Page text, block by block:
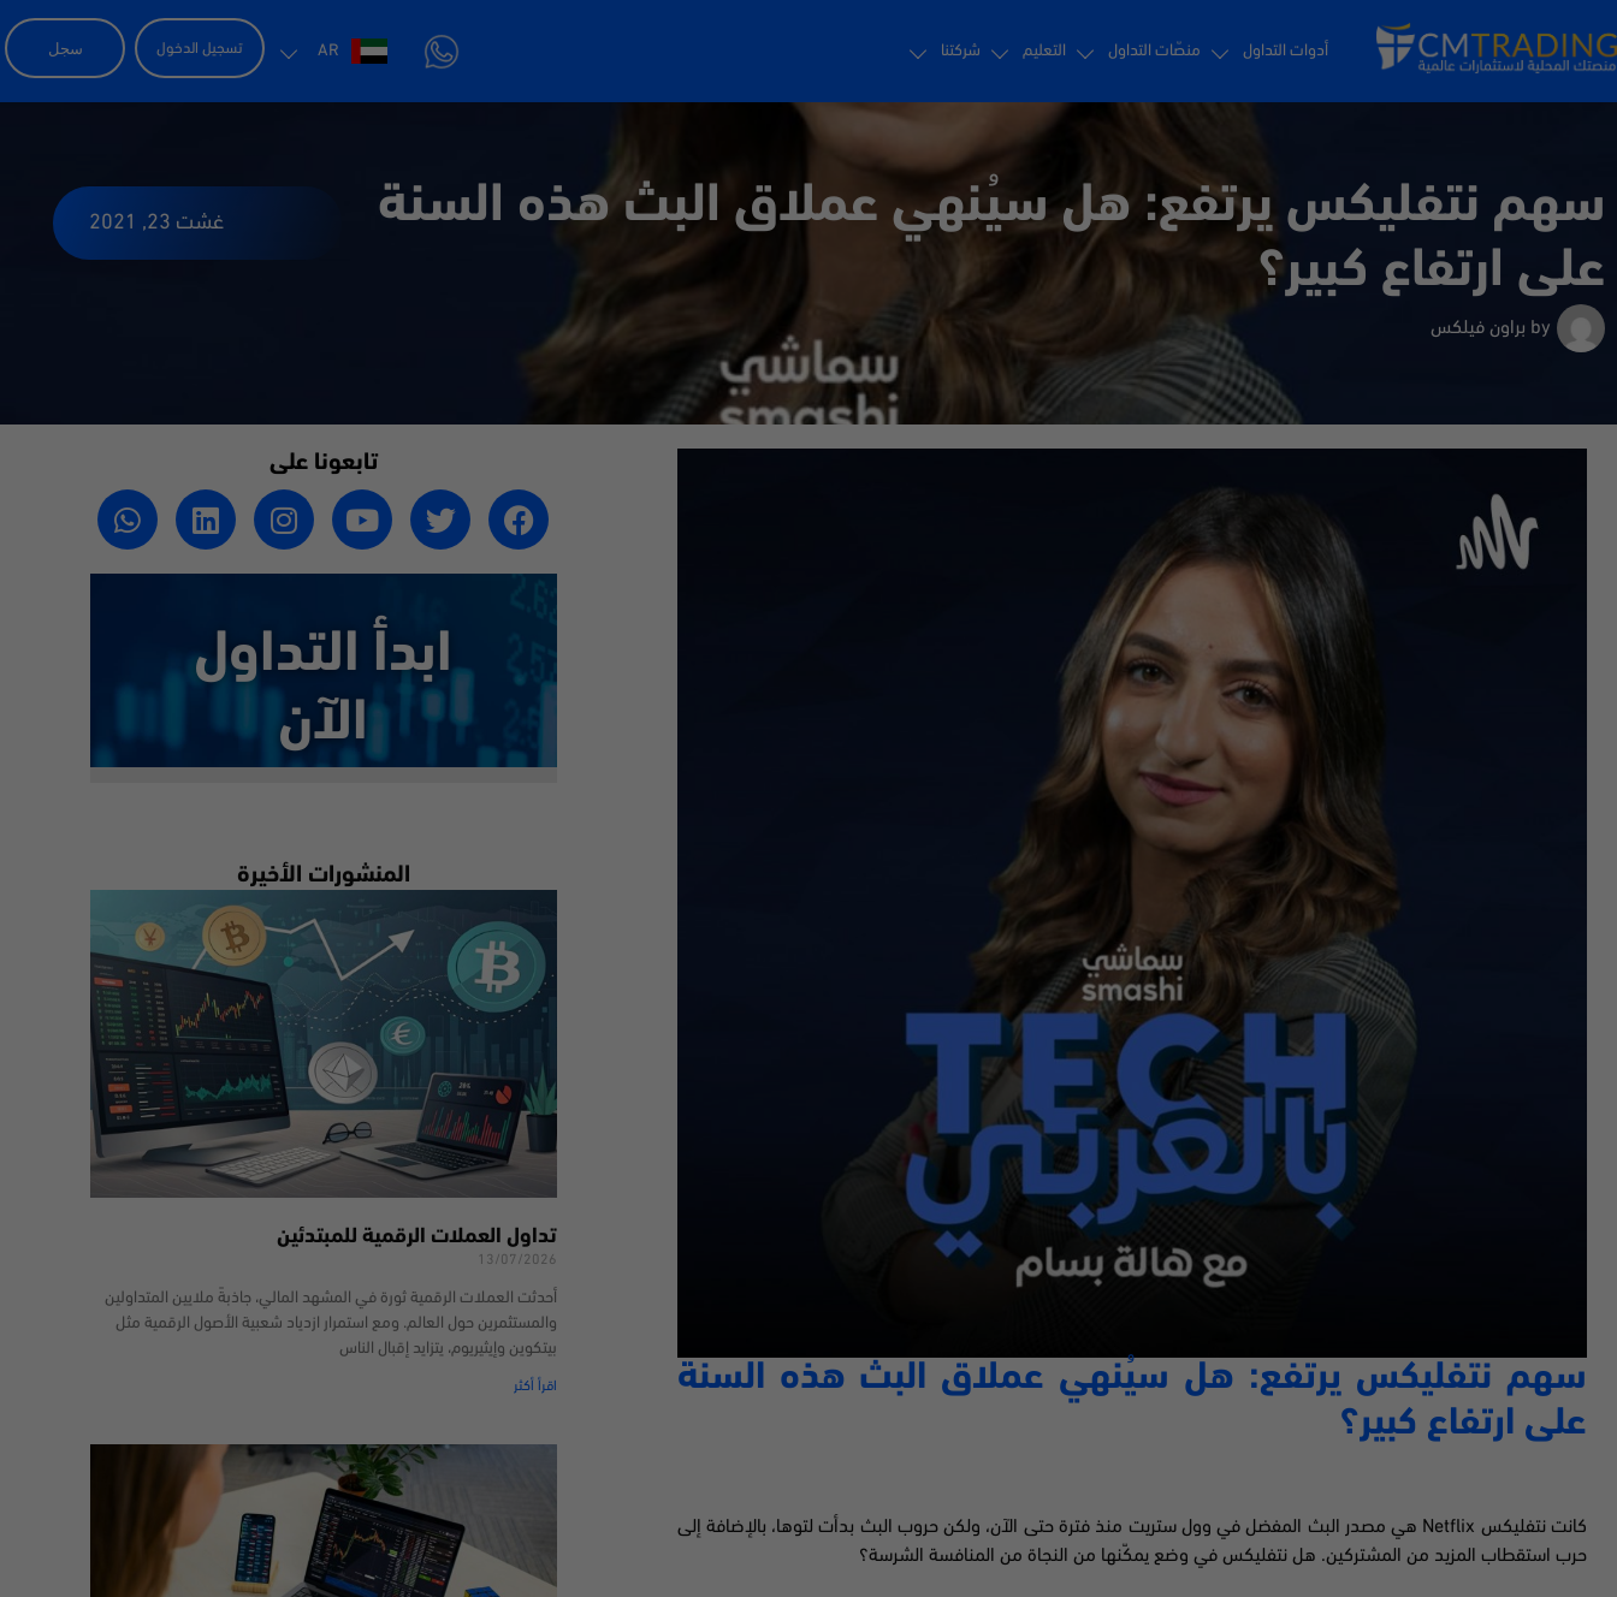
أدوات التداول منصّات التداول التعليم شركتنا AR تسجيل الدخول سجل
سهم نتفليكس يرتفع: هل سيُنهي عملاق البث هذه السنة
على ارتفاع كبير؟
by براون فيلكس
غشت 23, 2021
سهم نتفليكس يرتفع: هل سيُنهي عملاق البث هذه السنة
على ارتفاع كبير؟
كانت نتفليكس
هي مصدر البث المفضل في وول ستريت منذ فترة حتى الآن، ولكن حروب البث بدأت لتوها، بالإضافة إلى
حرب استقطاب المزيد من المشتركين. هل نتفليكس في وضع يمكّنها من النجاة من المنافسة الشرسة؟
تابعونا على
ابدأ التداول
الآن
المنشورات الأخيرة
تداول العملات الرقمية للمبتدئين
13/07/2026
أحدثت العملات الرقمية ثورة في المشهد المالي، جاذبةً ملايين المتداولين
والمستثمرين حول العالم. ومع استمرار ازدياد شعبية الأصول الرقمية مثل
بيتكوين وإيثيريوم، يتزايد إقبال الناس
اقرأ أكثر